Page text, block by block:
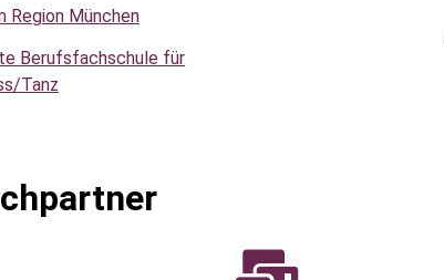
Region München
Berufsfachschule für
Tanz